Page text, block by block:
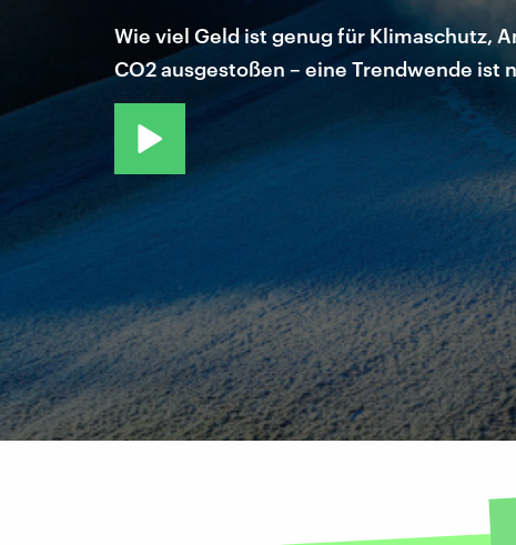
Wie viel Geld ist genug für Klimaschutz,
CO2 ausgestoßen – eine Trendwende